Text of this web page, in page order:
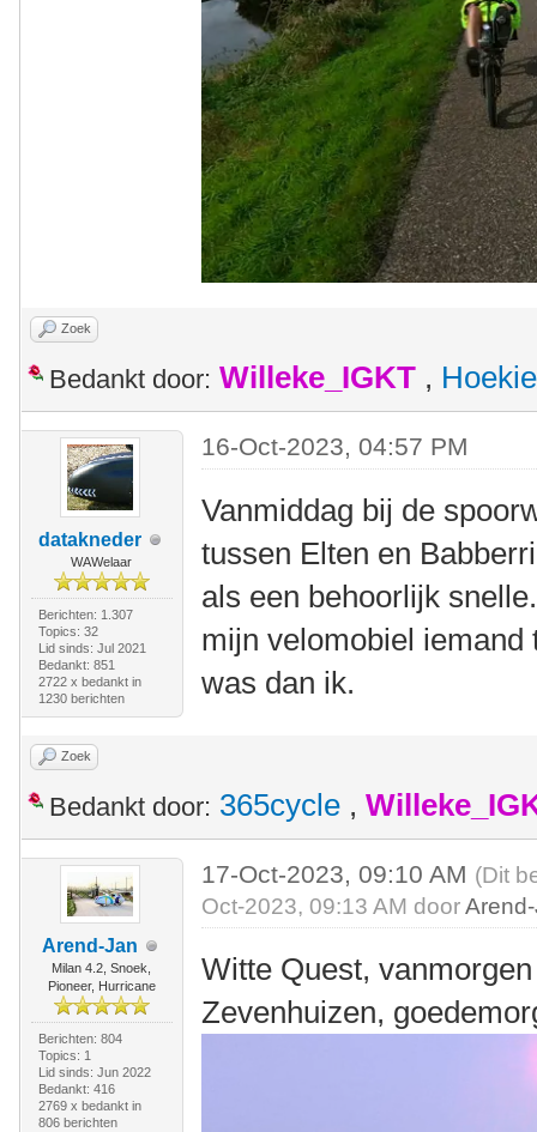
Zoek
Bedankt door: Willeke_IGKT , Hoekie
datakneder
WAWelaar
Berichten: 1.307
Topics: 32
Lid sinds: Jul 2021
Bedankt: 851
2722 x bedankt in
1230 berichten
16-Oct-2023, 04:57 PM
Vanmiddag bij de
tussen Elten en
als een behoorlijk
mijn velomobiel iemand
was dan ik.
Zoek
Bedankt door: 365cycle ,
Arend-Jan
Milan 4.2, Snoek,
Pioneer, Hurricane
Berichten: 804
Topics: 1
Lid sinds: Jun 2022
Bedankt: 416
2769 x bedankt in
806 berichten
17-Oct-2023, 09:10 AM (Dit
Oct-2023, 09:13 AM door
Witte Quest,
Zevenhuizen,